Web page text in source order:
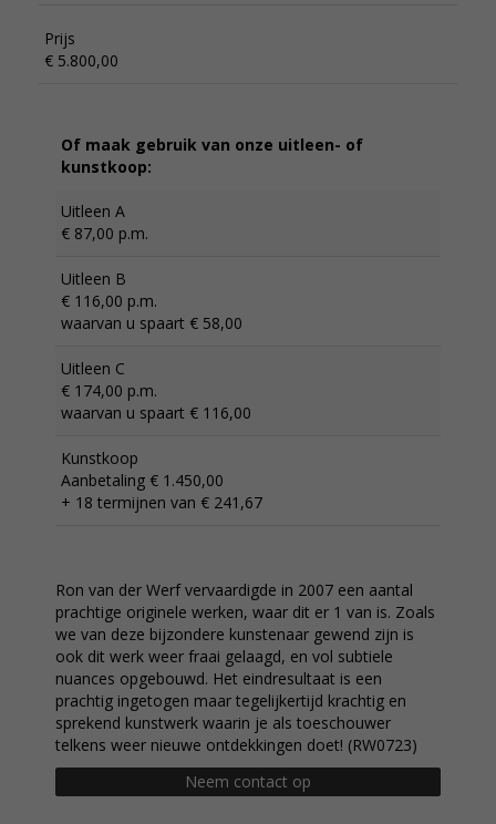
Prijs
€ 5.800,00
Of maak gebruik van onze uitleen- of
kunstkoop:
Uitleen A
€ 87,00 p.m.
Uitleen B
€ 116,00 p.m.
waarvan u spaart € 58,00
Uitleen C
€ 174,00 p.m.
waarvan u spaart € 116,00
Kunstkoop
Aanbetaling € 1.450,00
+ 18 termijnen van € 241,67
Ron van der Werf vervaardigde in 2007 een aantal
prachtige originele werken, waar dit er 1 van is. Zoals
we van deze bijzondere kunstenaar gewend zijn is
ook dit werk weer fraai gelaagd, en vol subtiele
nuances opgebouwd. Het eindresultaat is een
prachtig ingetogen maar tegelijkertijd krachtig en
sprekend kunstwerk waarin je als toeschouwer
telkens weer nieuwe ontdekkingen doet! (RW0723)
Neem contact op